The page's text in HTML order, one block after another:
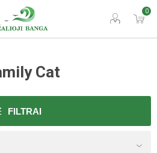
0
Cat
FILTRAI